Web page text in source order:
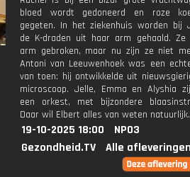
bloed wordt gedoneerd en roze
gegeten. In het ziekenhuis worden bij
de K-draden uit haar arm gehaald. Ze
arm gebroken, maar nu zijn ze niet
Antoni van Leeuwenhoek was een
van toen: hij ontwikkelde uit
microscoop. Jelle, Emma en Alyshia
een orkest, met bijzondere
Daar wil Elbert alles van weten natuurlijk.
19-10-2025 18:00
NPO3
Gezondheid.TV
Alle